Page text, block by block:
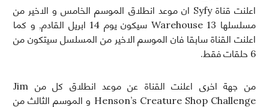
اعلنت قناة Syfy ان موعد انطلاق الموسم الخامس و الاخير من
مسلسلها Warehouse 13 سيكون يوم 14 ابريل القادم, و كما
اعلنت القناة سابقا فان الموسم الاخير من المسلسل سيتكون من
6 حلقات فقط.
من جهة اخرى اعلنت القناة عن موعد انطلاق كل من Jim
Henson’s Creature Shop Challenge و الموسم الثالث من